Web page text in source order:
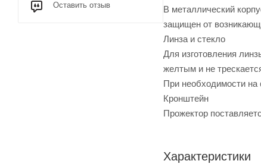
В металлический
защищен от
Линза и стекло
Для изготовления
желтым и не
При необходимости на
Кронштейн
Прожектор
Характеристики
Оставить отзыв